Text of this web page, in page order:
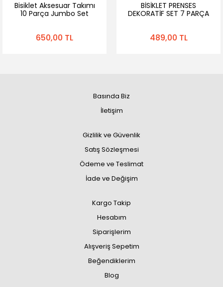
Bisiklet Aksesuar Takımı
10 Parça Jumbo Set
650,00 TL
BİSİKLET PRENSES
DEKORATİF SET 7 PARÇA
489,00 TL
Basında Biz
İletişim
Gizlilik ve Güvenlik
Satış Sözleşmesi
Ödeme ve Teslimat
İade ve Değişim
Kargo Takip
Hesabım
Siparişlerim
Alışveriş Sepetim
Beğendiklerim
Blog